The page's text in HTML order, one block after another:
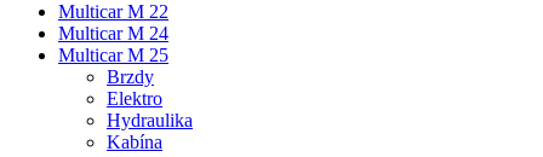
Multicar M 22
Multicar M 24
Multicar M 25
Brzdy
Elektro
Hydraulika
Kabína